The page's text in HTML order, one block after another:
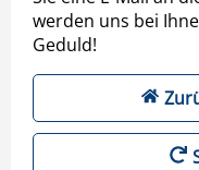
werden uns bei
Geduld!